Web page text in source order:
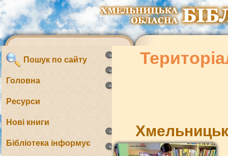
Пошук по сайту
Головна
Ресурси
Нові книги
Бібліотека інформує